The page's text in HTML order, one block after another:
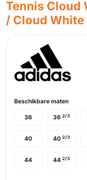
Tennis Cloud
/ Cloud White
Beschikbare maten
36 36 2/3
40 40 2/3
44 44 2/3